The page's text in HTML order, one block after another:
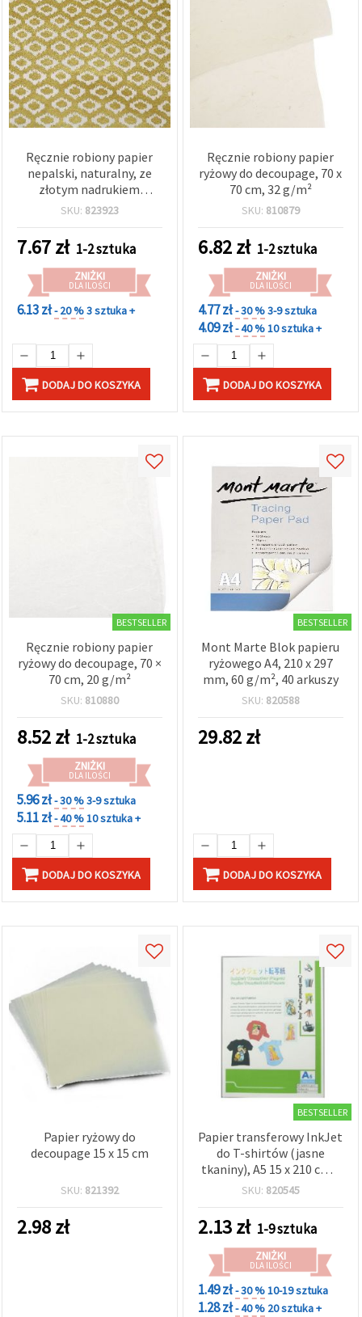
Ręcznie robiony papier
nepalski, naturalny, ze
złotym nadrukiem
dmuchawca, 60 g, 50x76
SKU: 823923
7.67zł 1-2 sztuka
ZNIŻKI
DLA ILOŚCI
6.13 zł- 20 %3 sztuka +
DODAJ DO KOSZYKA
Ręcznie robiony papier
ryżowy do decoupage, 70 x
70 cm, 32 g/m²
SKU: 810879
6.82zł 1-2 sztuka
ZNIŻKI
DLA ILOŚCI
4.77 zł- 30 %3-9 sztuka
4.09 zł- 40 %10 sztuka +
DODAJ DO KOSZYKA
BESTSELLER
Ręcznie robiony papier
ryżowy do decoupage, 70 ×
70 cm, 20 g/m²
SKU: 810880
8.52zł 1-2 sztuka
ZNIŻKI
DLA ILOŚCI
5.96 zł- 30 %3-9 sztuka
5.11 zł- 40 %10 sztuka +
DODAJ DO KOSZYKA
BESTSELLER
Mont Marte Blok papieru
ryżowego A4, 210 x 297
mm, 60 g/m², 40 arkuszy
SKU: 820588
29.82zł
DODAJ DO KOSZYKA
Papier ryżowy do
decoupage 15 x 15 cm
SKU: 821392
2.98zł
BESTSELLER
Papier transferowy InkJet
do T-shirtów (jasne
tkaniny), A5 15 x 210 cm –
1 szt.
SKU: 820545
2.13zł 1-9 sztuka
ZNIŻKI
DLA ILOŚCI
1.49 zł- 30 %10-19 sztuka
1.28 zł- 40 % 20 sztuka +